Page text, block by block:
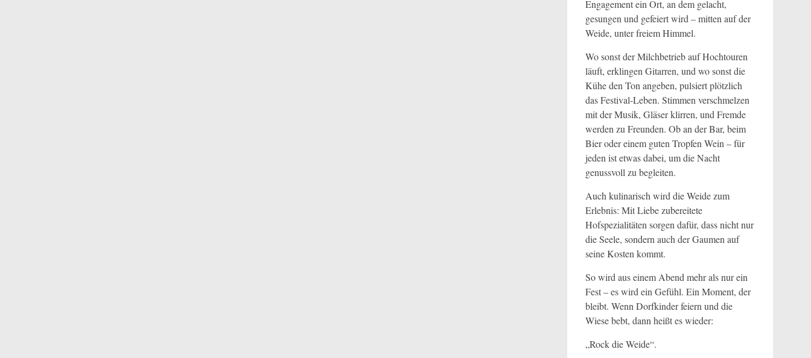
Engagement ein Ort, an dem gelacht,
gesungen und gefeiert wird – mitten auf der
Weide, unter freiem Himmel.
Wo sonst der Milchbetrieb auf Hochtouren
läuft, erklingen Gitarren, und wo sonst die
Kühe den Ton angeben, pulsiert plötzlich
das Festival-Leben. Stimmen verschmelzen
mit der Musik, Gläser klirren, und Fremde
werden zu Freunden. Ob an der Bar, beim
Bier oder einem guten Tropfen Wein – für
jeden ist etwas dabei, um die Nacht
genussvoll zu begleiten.
Auch kulinarisch wird die Weide zum
Erlebnis: Mit Liebe zubereitete
Hofspezialitäten sorgen dafür, dass nicht nur
die Seele, sondern auch der Gaumen auf
seine Kosten kommt.
So wird aus einem Abend mehr als nur ein
Fest – es wird ein Gefühl. Ein Moment, der
bleibt. Wenn Dorfkinder feiern und die
Wiese bebt, dann heißt es wieder:
„Rock die Weide“.